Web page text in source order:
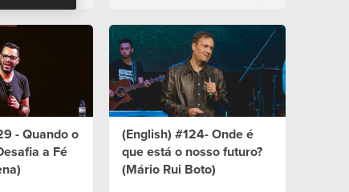
- Quando o
a Fé
(English) #124- Onde é
que está o nosso futuro?
(Mário Rui Boto)